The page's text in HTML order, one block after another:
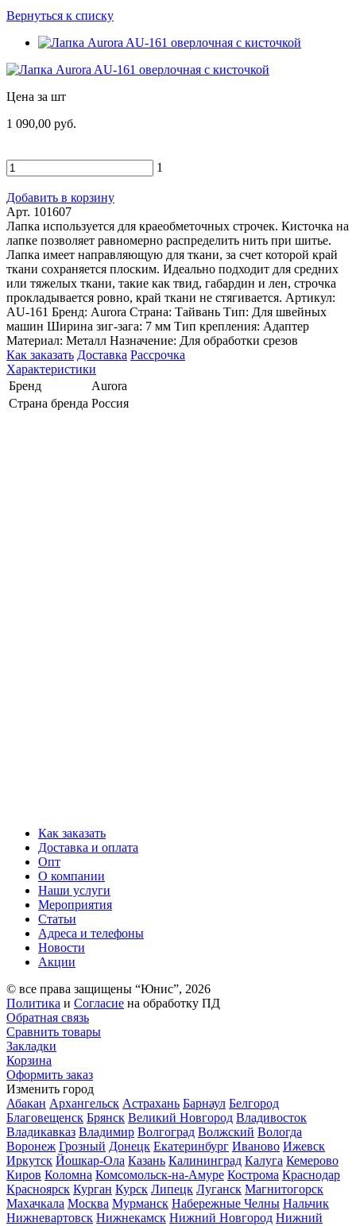
Вернуться к списку
Цена за шт
1 090,00 руб.
1
Добавить в корзину
Арт. 101607
Лапка используется для краеобметочных строчек. Кисточка на
лапке позволяет равномерно распределить нить при шитье.
Лапка имеет направляющую для ткани, за счет которой край
ткани сохраняется плоским. Идеально подходит для средних
или тяжелых ткани, такие как твид, габардин и лен, строчка
прокладывается ровно, край ткани не стягивается. Артикул:
AU-161 Бренд: Aurora Страна: Тайвань Тип: Для швейных
машин Ширина зиг-зага: 7 мм Тип крепления: Адаптер
Материал: Металл Назначение: Для обработки срезов
Как заказать Доставка Рассрочка
Характеристики
Бренд
Aurora
Страна бренда Россия
Как заказать
Доставка и оплата
Опт
О компании
Наши услуги
Мероприятия
Статьи
Адреса и телефоны
Новости
Акции
© все права защищены “Юнис”, 2026
Политика и Согласие на обработку ПД
Обратная связь
Сравнить товары
Закладки
Корзина
Оформить заказ
Изменить город
Абакан Архангельск Астрахань Барнаул Белгород
Благовещенск Брянск Великий Новгород Владивосток
Владикавказ Владимир Волгоград Волжский Вологда
Воронеж Грозный Донецк Екатеринбург Иваново Ижевск
Иркутск Йошкар-Ола Казань Калининград Калуга Кемерово
Киров Коломна Комсомольск-на-Амуре Кострома Краснодар
Красноярск Курган Курск Липецк Луганск Магнитогорск
Махачкала Москва Мурманск Набережные Челны Нальчик
Нижневартовск Нижнекамск Нижний Новгород Нижний